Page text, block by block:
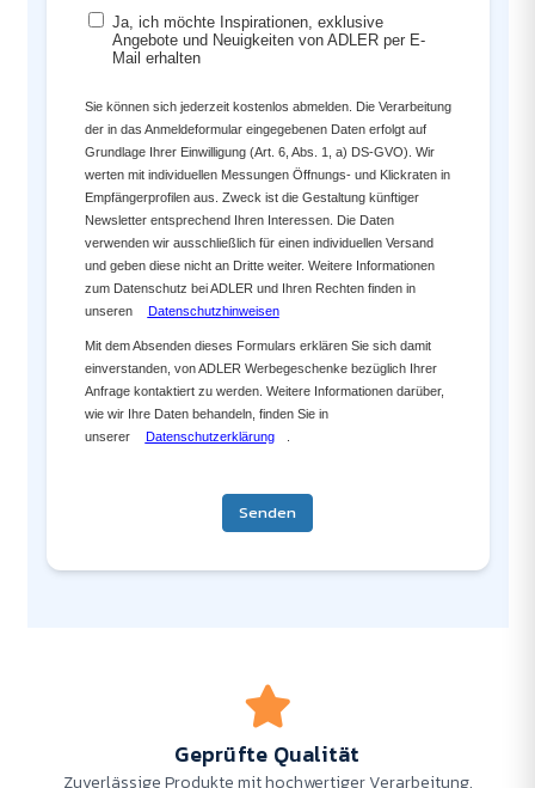
Ja, ich möchte Inspirationen, exklusive
Angebote und Neuigkeiten von ADLER per E-
Mail erhalten
Sie können sich jederzeit kostenlos abmelden. Die Verarbeitung
der in das Anmeldeformular eingegebenen Daten erfolgt auf
Grundlage Ihrer Einwilligung (Art. 6, Abs. 1, a) DS-GVO). Wir
werten mit individuellen Messungen Öffnungs- und Klickraten in
Empfängerprofilen aus. Zweck ist die Gestaltung künftiger
Newsletter entsprechend Ihren Interessen. Die Daten
verwenden wir ausschließlich für einen individuellen Versand
und geben diese nicht an Dritte weiter. Weitere Informationen
zum Datenschutz bei ADLER und Ihren Rechten finden in
unseren
Datenschutzhinweisen
Mit dem Absenden dieses Formulars erklären Sie sich damit
einverstanden, von ADLER Werbegeschenke bezüglich Ihrer
Anfrage kontaktiert zu werden. Weitere Informationen darüber,
wie wir Ihre Daten behandeln, finden Sie in
unserer
Datenschutzerklärung
Senden
Geprüfte Qualität
Zuverlässige Produkte mit hochwertiger Verarbeitung.